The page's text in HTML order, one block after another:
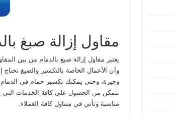
مقاول إزالة صبغ
يعتبر مقاول إزالة صبغ بالدمام من بين
وأن الأعمال الخاصة بالتكسير والصبغ
وجيزة، وحتى يمكنك تكسير حمام فى
تتمكن من الحصول على كافة الخدمات التي
مناسبة وتأتي في متناول كافة العملاء.